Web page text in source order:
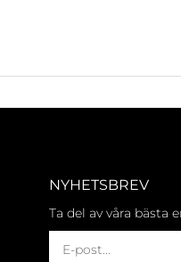
NYHETSBREV
Ta del av våra bästa